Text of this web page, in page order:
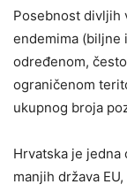
Posebnost divljih
endemima (biljne
određenom,
ograničenom
ukupnog broja
Hrvatska je
manjih država